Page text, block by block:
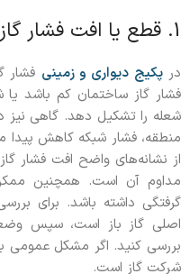
1. قطع یا افت فشار گاز
درپکیج دیواری و زمینی فشار
فشار گاز ساختمان کم باشد یا
شعله را تشکیل دهد. گاهی نیز
منطقه، فشار شبکه کاهش
از نشانه‌های واضح افت
مداوم آن است. همچنین ممکن
گرفتگی داشته باشد. برای
اصلی گاز باز است، سپس
بررسی کنید. اگر مشکل عمومی
شرکت گاز است.